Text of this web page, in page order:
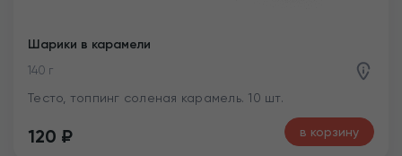
Шарики в карамели
140 г
Тесто, топпинг соленая карамель. 10 шт.
120 ₽ в корзину